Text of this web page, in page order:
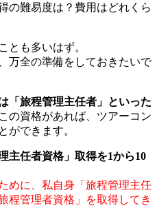
の難易度は？費用はどれくら
とも多いはず。
万全の準備をしておきたいで
「旅程管理主任者」といった
の資格があれば、ツアーコン
ができます。
主任者資格」取得を1から10
めに、私自身「旅程管理主任
程管理者資格」を取得してき